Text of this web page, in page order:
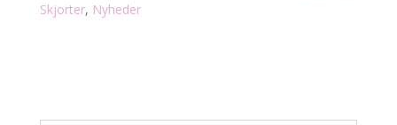
Skjorter, Nyheder